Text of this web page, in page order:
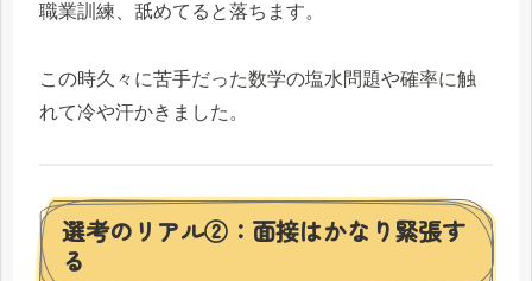
職業訓練、舐めてると落ちます。
この時久々に苦手だった数学の塩水問題や確率に触
れて冷や汗かきました。
選考のリアル②：面接はかなり緊張す
る